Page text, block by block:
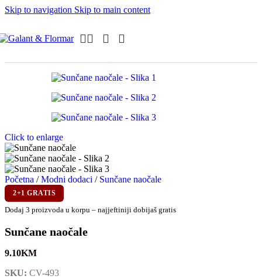
Skip to navigation Skip to main content
Click to enlarge
Početna / Modni dodaci / Sunčane naočale
2+1 GRATIS
Dodaj 3 proizvoda u korpu – najjeftiniji dobijaš gratis
Sunčane naočale
9.10KM
SKU: CV-493